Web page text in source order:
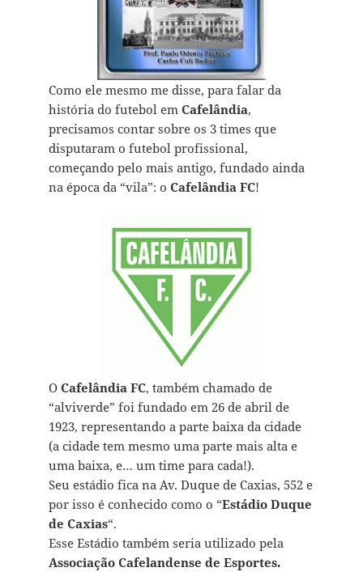
Como ele mesmo me disse, para falar da
história do futebol em Cafelândia,
precisamos contar sobre os 3 times que
disputaram o futebol profissional,
começando pelo mais antigo, fundado ainda
na época da “vila”: o Cafelândia FC!
O Cafelândia FC, também chamado de
“alviverde” foi fundado em 26 de abril de
1923, representando a parte baixa da cidade
(a cidade tem mesmo uma parte mais alta e
uma baixa, e… um time para cada!).
Seu estádio fica na Av. Duque de Caxias, 552 e
por isso é conhecido como o “Estádio Duque
de Caxias“.
Esse Estádio também seria utilizado pela
Associação Cafelandense de Esportes.